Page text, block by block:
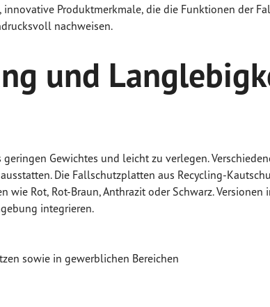
Produktmerkmale, die die Funktionen der
nachweisen.
und
Gewichtes und leicht zu verlegen.
Die Fallschutzplatten aus Recycling-
Rot, Rot-Braun, Anthrazit oder Schwarz.
integrieren.
sowie in gewerblichen Bereichen